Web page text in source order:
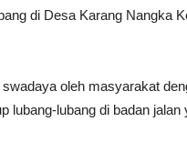
di Desa Karang Nangka
oleh masyarakat
lubang-lubang di badan